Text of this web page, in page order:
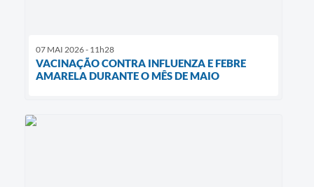
07 MAI 2026 - 11h28
VACINAÇÃO CONTRA INFLUENZA E FEBRE
AMARELA DURANTE O MÊS DE MAIO